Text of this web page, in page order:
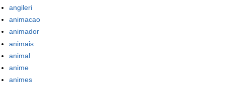
angileri
animacao
animador
animais
animal
anime
animes